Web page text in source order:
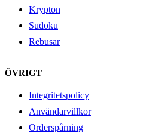
Krypton
Sudoku
Rebusar
ÖVRIGT
Integritetspolicy
Användarvillkor
Orderspårning